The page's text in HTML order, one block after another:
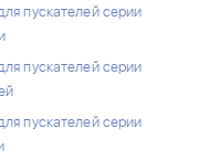
пускателей серии
пускателей серии
пускателей серии